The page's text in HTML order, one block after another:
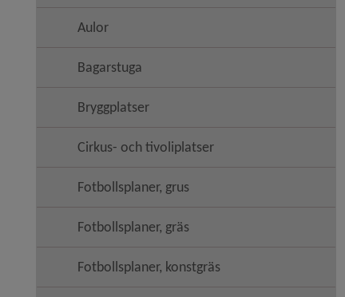
Aulor
Bagarstuga
Bryggplatser
Cirkus- och tivoliplatser
Fotbollsplaner, grus
Fotbollsplaner, gräs
Fotbollsplaner, konstgräs